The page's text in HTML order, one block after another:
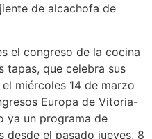
de alcachofa de
el congreso de la cocina
tapas, que celebra sus
miércoles 14 de marzo
Europa de Vitoria-
ya un programa de
desde el pasado jueves, 8